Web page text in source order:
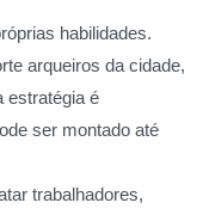
habilidades.
arqueiros da cidade,
estratégia é
ser montado até
trabalhadores,